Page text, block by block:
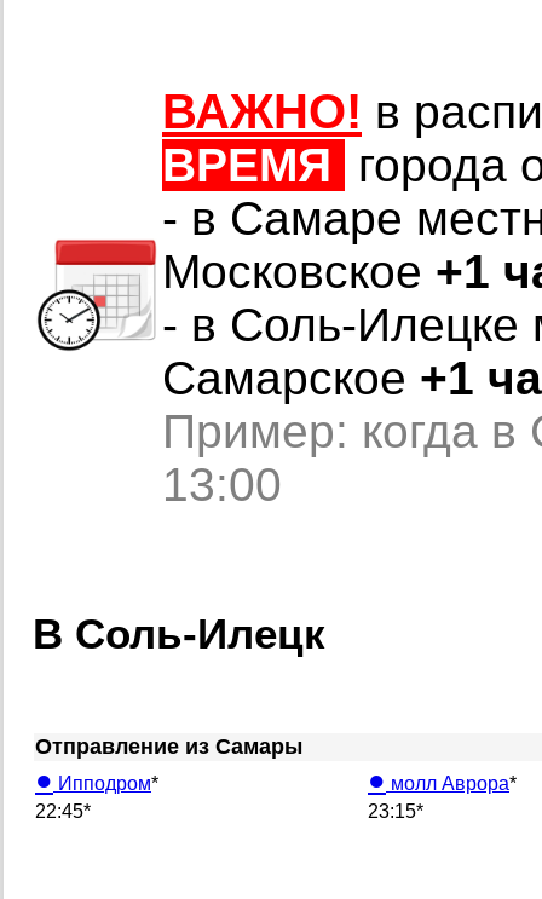
ВАЖНО! в
ВРЕМЯ
города
- в Самаре
Московское +1
- в Соль-Илецке
Самарское +1
Пример: когда
13:00
В Соль-Илецк
Отправление из Самары
● Ипподром* ● молл Аврора*
22:45*
23:15*